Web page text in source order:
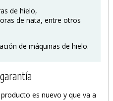
de hielo,
de nata, entre otros
de máquinas de hielo.
es nuevo y que va a